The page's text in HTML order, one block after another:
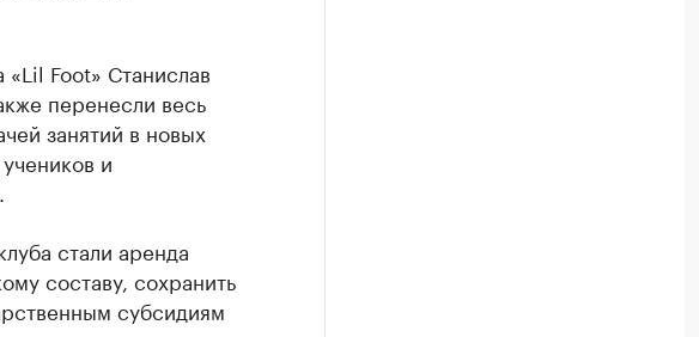
«Lil Foot» Станислав
перенесли весь
занятий в новых
и
стали аренда
составу, сохранить
субсидиям